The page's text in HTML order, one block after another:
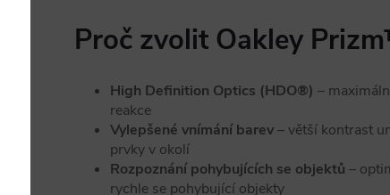
Proč zvolit Oakley
High Definition Optics (HDO®) –
reakce
Vylepšené vnímání barev– větší kontrast
prvky v okolí
Rozpoznání pohybujících se objektů –
rychle se pohybující objekty